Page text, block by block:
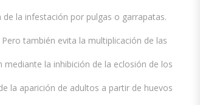
la infestación por pulgas o garrapatas.
también evita la multiplicación de las
la inhibición de la eclosión de los
la aparición de adultos a partir de huevos